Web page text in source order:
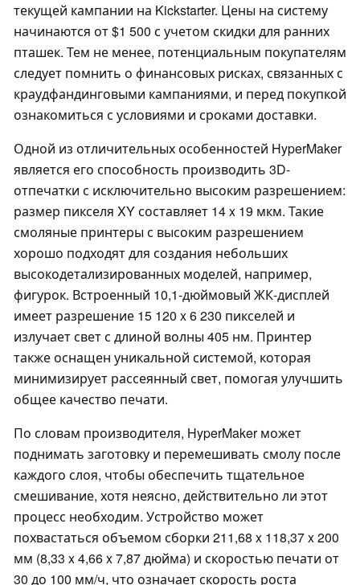
текущей кампании на Kickstarter. Цены на систему
начинаются от $1 500 с учетом скидки для ранних
пташек. Тем не менее, потенциальным покупателям
следует помнить о финансовых рисках, связанных с
краудфандинговыми кампаниями, и перед покупкой
ознакомиться с условиями и сроками доставки.
Одной из отличительных особенностей HyperMaker
является его способность производить 3D-
отпечатки с исключительно высоким разрешением:
размер пикселя XY составляет 14 x 19 мкм. Такие
смоляные принтеры с высоким разрешением
хорошо подходят для создания небольших
высокодетализированных моделей, например,
фигурок. Встроенный 10,1-дюймовый ЖК-дисплей
имеет разрешение 15 120 x 6 230 пикселей и
излучает свет с длиной волны 405 нм. Принтер
также оснащен уникальной системой, которая
минимизирует рассеянный свет, помогая улучшить
общее качество печати.
По словам производителя, HyperMaker может
поднимать заготовку и перемешивать смолу после
каждого слоя, чтобы обеспечить тщательное
смешивание, хотя неясно, действительно ли этот
процесс необходим. Устройство может
похвастаться объемом сборки 211,68 x 118,37 x 200
мм (8,33 x 4,66 x 7,87 дюйма) и скоростью печати от
30 до 100 мм/ч, что означает скорость роста